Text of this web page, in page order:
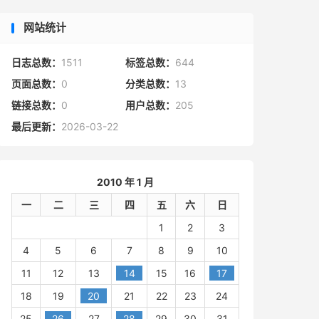
网站统计
日志总数： 1511 标签总数： 644
页面总数： 0 分类总数： 13
链接总数： 0 用户总数： 205
最后更新： 2026-03-22
2010 年 1 月
一
二 三 四 五 六
日
1
2
3
4
5 6 7 8 9
10
11
12 13 14 15 16
17
18
19 20 21 22 23
24